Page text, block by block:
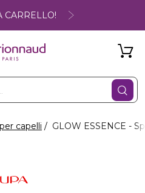
CARRELLO!
capelli GLOW ESSENCE -